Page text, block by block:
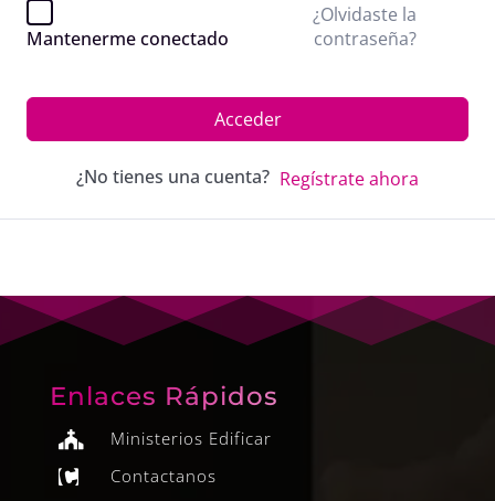
Mantenerme conectado
¿Olvidaste la
contraseña?
Acceder
¿No tienes una cuenta? Regístrate ahora
Enlaces Rápidos
 Ministerios Edificar
 Contactanos